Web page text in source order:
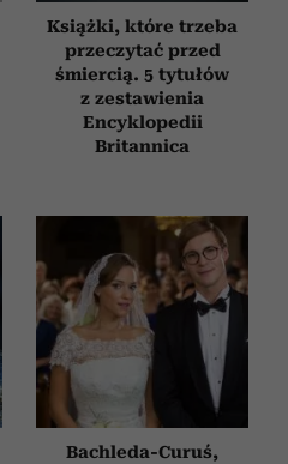
Książki, które trzeba
przeczytać przed
śmiercią. 5 tytułów
z zestawienia
Encyklopedii
Britannica
Bachleda-Curuś,